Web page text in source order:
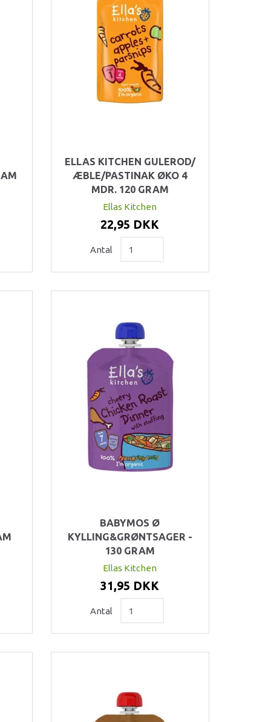
ELLAS KITCHEN GULEROD/
ÆBLE/PASTINAK ØKO 4
MDR. 120 GRAM
Ellas Kitchen
22,95 DKK
Antal
BABYMOS Ø
KYLLING&GRØNTSAGER -
130 GRAM
Ellas Kitchen
31,95 DKK
Antal